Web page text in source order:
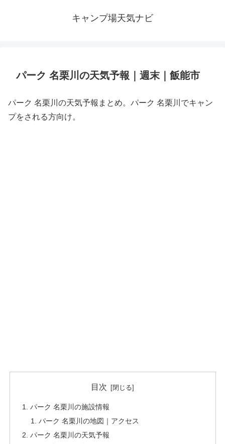
キャンプ場天気ナビ
パーク 名栗川の天気予報｜週末｜飯能市
パーク 名栗川の天気予報まとめ。パーク 名栗川でキャン
プをされる方向け。
目次
パーク 名栗川の施設情報
パーク 名栗川の地図｜アクセス
パーク 名栗川の天気予報